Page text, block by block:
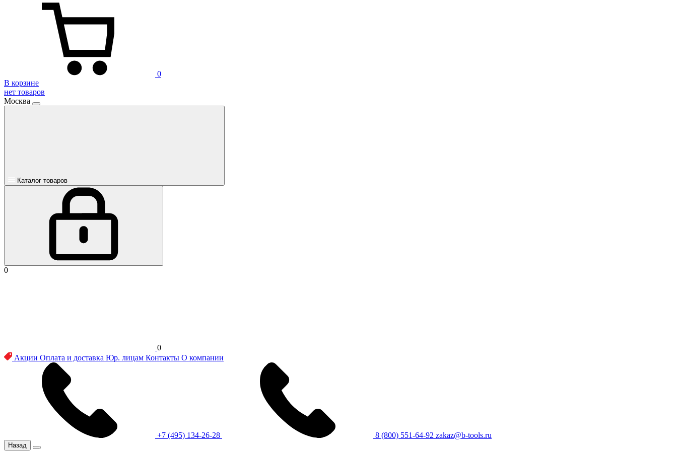
0
В корзине
нет товаров
Москва
Каталог товаров
0
0
Акции Оплата и доставка Юр. лицам Контакты О компании
+7 (495) 134-26-28 8 (800) 551-64-92 zakaz@b-tools.ru
Назад